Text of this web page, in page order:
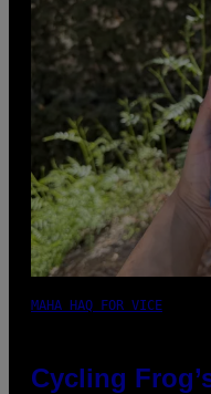
MAHA HAQ FOR VICE
Cycling